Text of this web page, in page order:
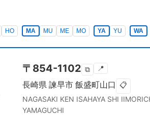
HO MA MU ME MO YA YU WA
〒 854-1102 ⧉ 📍
長崎県 諫早市 飯盛町山口 📋
NAGASAKI KEN ISAHAYA SHI
YAMAGUCHI